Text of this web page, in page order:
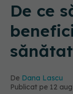
De ce
De Dana Lascu
Publicat pe 12